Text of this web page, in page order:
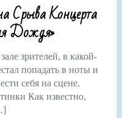
Срыва Концерта
Дождя»
зрителей, в какой-
попадать в ноты и
себя на сцене.
Как известно,